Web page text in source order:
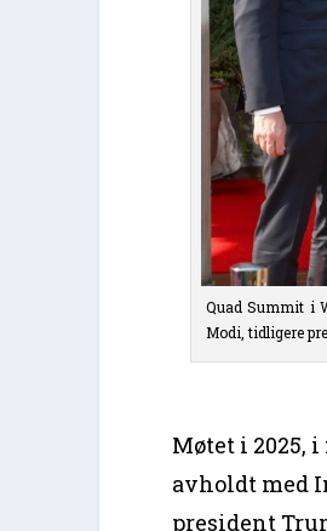
Quad Summit i
Modi, tidligere
Møtet i 2025,
avholdt med
president